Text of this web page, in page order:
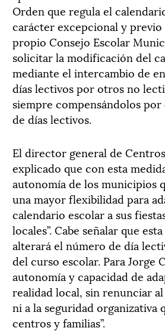
Orden que regula el
carácter excepcional y
propio Consejo Escolar
solicitar la modificación del
mediante el intercambio de
días lectivos por otros no
siempre compensándolos
de días lectivos.
El director general de
explicado que con esta
autonomía de los municipios
una mayor flexibilidad para
calendario escolar a sus
locales”. Cabe señalar que
alterará el número de día
del curso escolar. Para Jorge
autonomía y capacidad de
realidad local, sin renunciar
ni a la seguridad organizativa
centros y familias”.